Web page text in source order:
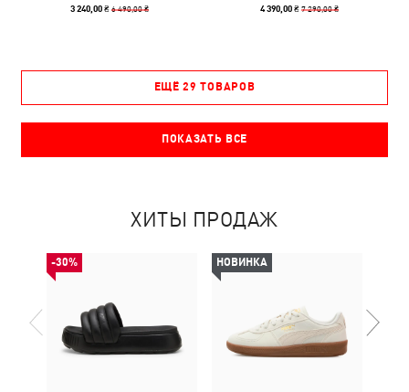
3 240,00 ₴6 490,00 ₴ 4 390,00 ₴7 290,00 ₴
ЕЩЁ 29 ТОВАРОВ
ПОКАЗАТЬ ВСЕ
ХИТЫ ПРОДАЖ
-30% НОВИНКА